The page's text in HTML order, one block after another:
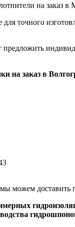
точного
на заказ в
можем